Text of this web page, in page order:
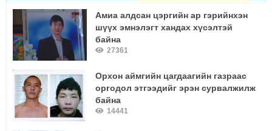
Амиа алдсан цэргийн ар гэрийнхэн
шүүх эмнэлэгт хандах хүсэлтэй
байна
27361
Орхон аймгийн цагдаагийн газраас
оргодол этгээдийг эрэн сурвалжилж
байна
14441